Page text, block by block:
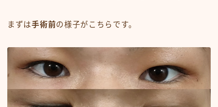
まずは手術前の様子がこちらです。